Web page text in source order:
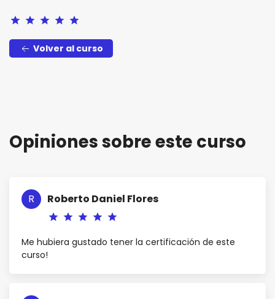
star star star star star
Volver al curso
Opiniones sobre este curso
R Roberto Daniel Flores
star star star star star
Me hubiera gustado tener la certificación de este
curso!